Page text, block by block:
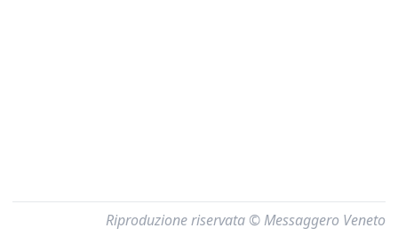
Riproduzione riservata © Messaggero Veneto